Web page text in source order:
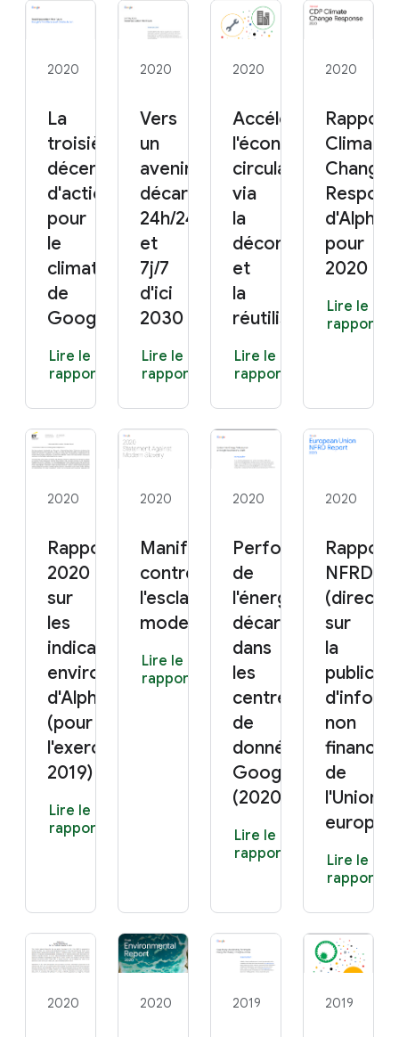
2020
La
troisième
décennie
d'action
pour
le
climat
de
Google
Lire le
rapport
2020
Vers
un
avenir
décarboné
24h/24
et
7j/7
d'ici
2030
Lire le
rapport
2020
Accélérer
l'économie
circulaire
via
la
déconstruction
et
la
réutilisation
Lire le
rapport
2020
Rapport
Climate
Change
pour
2020
Lire le
rapport
2020
Rapport
2020
sur
les
indicateurs
environnementaux
d'Alphabet
(pour
l'exercice
2019)
Lire le
rapport
2020
Manifeste 2020
contre
l'esclavage
moderne
Lire le
rapport
2020
Performances
de
l'énergie
décarbonée
dans
les
centres
de
données
Google
(2020)
Lire le
rapport
2020
Rapport
NFRD
sur
la
non
de
l'Union
Lire le
rapport
2020 2020 2019 2019